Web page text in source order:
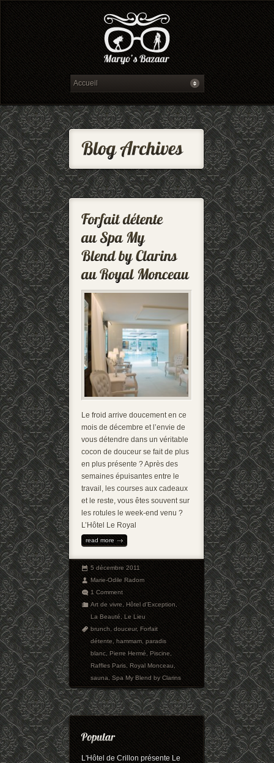
Le froid arrive doucement en ce
mois de décembre et l’envie de
vous détendre dans un véritable
cocon de douceur se fait de plus
en plus présente ? Après des
semaines épuisantes entre le
travail, les courses aux cadeaux
et le reste, vous êtes souvent sur
les rotules le week-end venu ?
L’Hôtel Le Royal
read more
5 décembre 2011
Marie-Odile Radom
1 Comment
Art de vivre,Hôtel d'Exception,
La Beauté,Le Lieu
brunch,douceur,Forfait
détente,hammam,paradis
blanc,Pierre Hermé,Piscine,
Raffles Paris,Royal Monceau,
sauna,Spa My Blend by Clarins
L'Hôtel de Crillon présente Le